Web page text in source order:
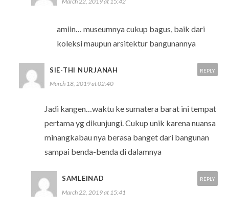
amiin… museumnya cukup bagus, baik dari
koleksi maupun arsitektur bangunannya
SIE-THI NURJANAH
March 18, 2019 at 02:40
Jadi kangen…waktu ke sumatera barat ini tempat
pertama yg dikunjungi. Cukup unik karena nuansa
minangkabau nya berasa banget dari bangunan
sampai benda-benda di dalamnya
REPLY
SAMLEINAD
March 22, 2019 at 15:41
REPLY